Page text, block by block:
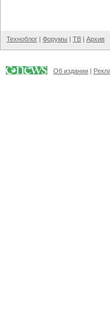
Техноблог | Форумы | ТВ | Архив
Об издании |